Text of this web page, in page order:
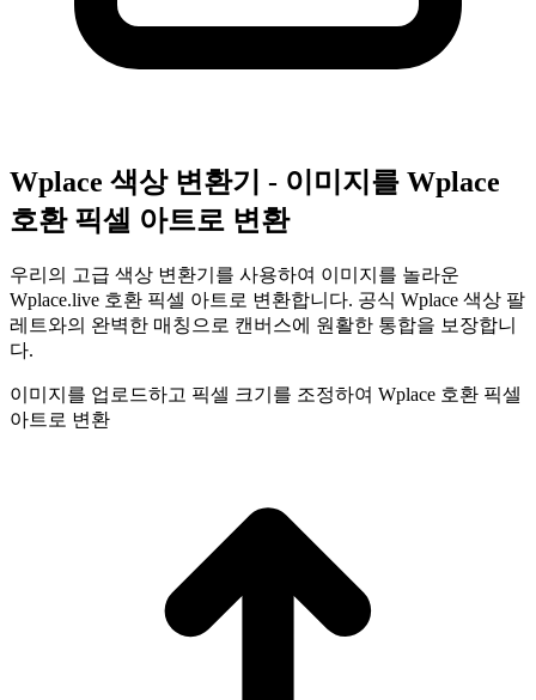
Wplace 색상 변환기 - 이미지를 Wplace
호환 픽셀 아트로 변환
우리의 고급 색상 변환기를 사용하여 이미지를 놀라운
Wplace.live 호환 픽셀 아트로 변환합니다. 공식 Wplace 색상 팔
레트와의 완벽한 매칭으로 캔버스에 원활한 통합을 보장합니
다.
이미지를 업로드하고 픽셀 크기를 조정하여 Wplace 호환 픽셀
아트로 변환